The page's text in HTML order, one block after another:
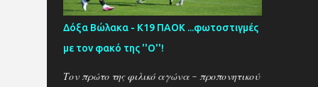
Δόξα Βώλακα - Κ19 ΠΑΟΚ ...φωτοστιγμές
με τον φακό της ''Ο''!
Τον πρώτο της φιλικό αγώνα - προπονητικού